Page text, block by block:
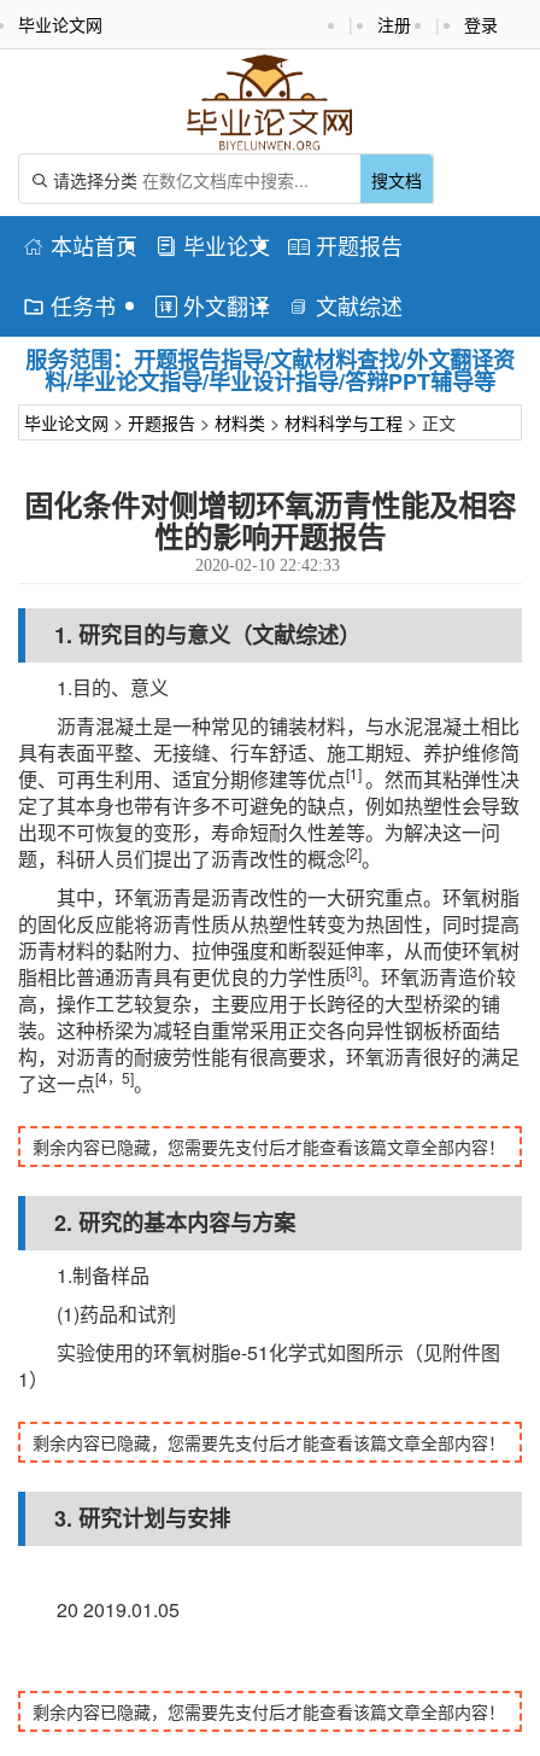
毕业论文网 登录
|
注册
|
 请选择分类 搜文档
 本站首页  毕业论文  开题报告
 任务书  外文翻译  文献综述
服务范围：开题报告指导/文献材料查找/外文翻译资
料/毕业论文指导/毕业设计指导/答辩PPT辅导等
毕业论文网 > 开题报告 > 材料类 > 材料科学与工程 > 正文
固化条件对侧增韧环氧沥青性能及相容
性的影响开题报告
2020-02-10 22:42:33
1. 研究目的与意义（文献综述）
1.目的、意义
沥青混凝土是一种常见的铺装材料，与水泥混凝土相比
具有表面平整、无接缝、行车舒适、施工期短、养护维修简
便、可再生利用、适宜分期修建等优点[1]。然而其粘弹性决
定了其本身也带有许多不可避免的缺点，例如热塑性会导致
出现不可恢复的变形，寿命短耐久性差等。为解决这一问
题，科研人员们提出了沥青改性的概念[2]。
其中，环氧沥青是沥青改性的一大研究重点。环氧树脂
的固化反应能将沥青性质从热塑性转变为热固性，同时提高
沥青材料的黏附力、拉伸强度和断裂延伸率，从而使环氧树
脂相比普通沥青具有更优良的力学性质[3]。环氧沥青造价较
高，操作工艺较复杂，主要应用于长跨径的大型桥梁的铺
装。这种桥梁为减轻自重常采用正交各向异性钢板桥面结
构，对沥青的耐疲劳性能有很高要求，环氧沥青很好的满足
了这一点[4，5]。
剩余内容已隐藏，您需要先支付后才能查看该篇文章全部内容！
2. 研究的基本内容与方案
1.制备样品
(1)药品和试剂
实验使用的环氧树脂e-51化学式如图所示（见附件图
1）
剩余内容已隐藏，您需要先支付后才能查看该篇文章全部内容！
3. 研究计划与安排
20 2019.01.05
剩余内容已隐藏，您需要先支付后才能查看该篇文章全部内容！